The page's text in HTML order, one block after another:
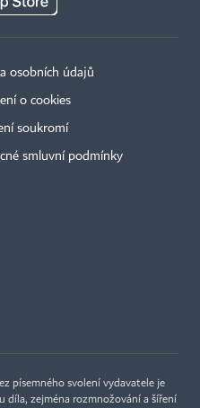
osobních údajů
o cookies
soukromí
smluvní podmínky
písemného svolení vydavatele je
díla, zejména rozmnožování a šíření